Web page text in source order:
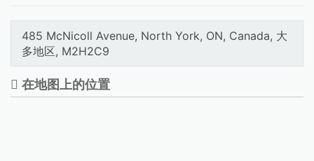
485 McNicoll Avenue, North York, ON, Canada, 大
多地区, M2H2C9
在地图上的位置